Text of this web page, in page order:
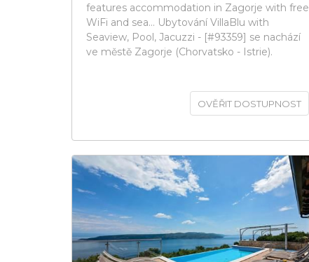
features accommodation in Zagorje with free
WiFi and sea... Ubytování VillaBlu with
Seaview, Pool, Jacuzzi - [#93359] se nachází
ve městě Zagorje (Chorvatsko - Istrie).
OVĚŘIT DOSTUPNOST